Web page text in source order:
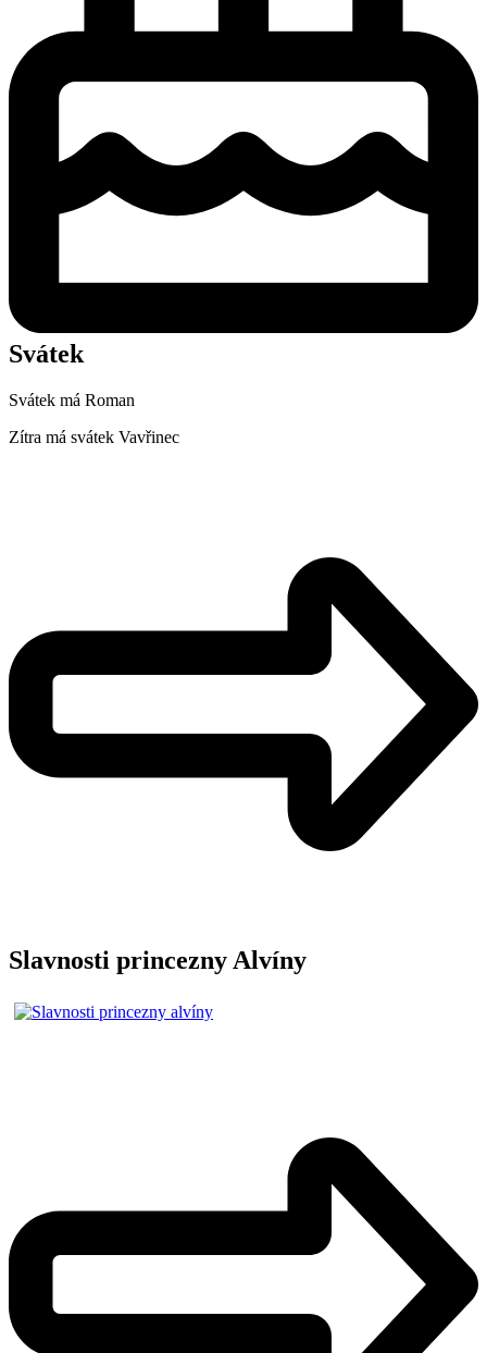
Svátek
Svátek má Roman
Zítra má svátek Vavřinec
Slavnosti princezny Alvíny